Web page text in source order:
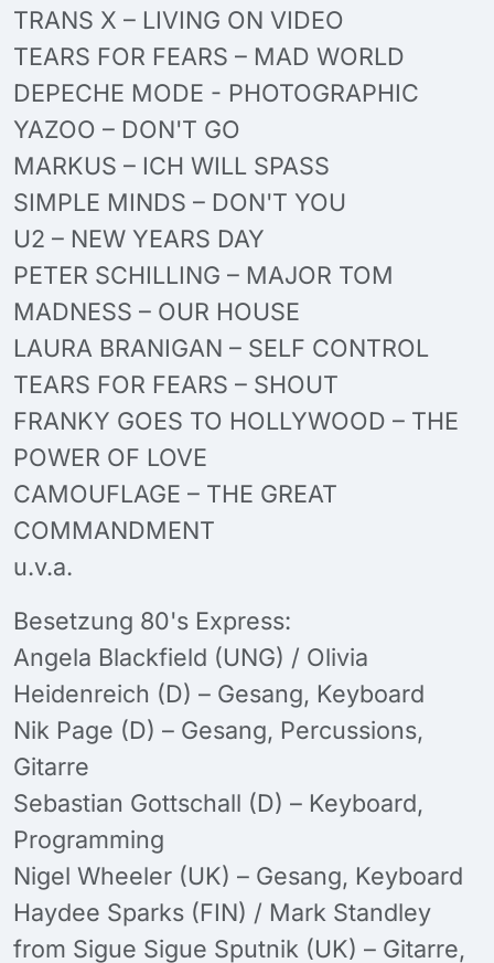
TRANS X – LIVING ON VIDEO
TEARS FOR FEARS – MAD WORLD
DEPECHE MODE - PHOTOGRAPHIC
YAZOO – DON'T GO
MARKUS – ICH WILL SPASS
SIMPLE MINDS – DON'T YOU
U2 – NEW YEARS DAY
PETER SCHILLING – MAJOR TOM
MADNESS – OUR HOUSE
LAURA BRANIGAN – SELF CONTROL
TEARS FOR FEARS – SHOUT
FRANKY GOES TO HOLLYWOOD – THE
POWER OF LOVE
CAMOUFLAGE – THE GREAT
COMMANDMENT
u.v.a.
Besetzung 80's Express:
Angela Blackfield (UNG) / Olivia
Heidenreich (D) – Gesang, Keyboard
Nik Page (D) – Gesang, Percussions,
Gitarre
Sebastian Gottschall (D) – Keyboard,
Programming
Nigel Wheeler (UK) – Gesang, Keyboard
Haydee Sparks (FIN) / Mark Standley
from Sigue Sigue Sputnik (UK) – Gitarre,